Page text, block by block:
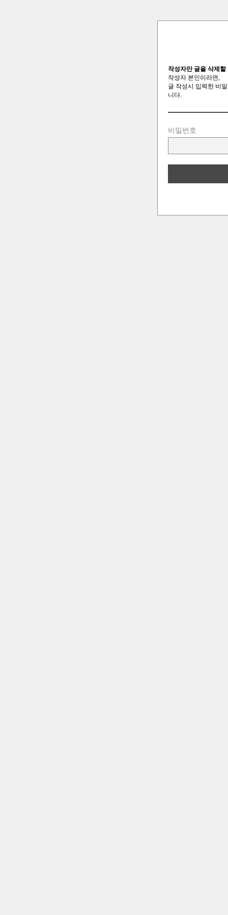
작성자만 글을 삭제할
작성자 본인이라면,
글 작성시 입력한 비
니다.
비밀번호